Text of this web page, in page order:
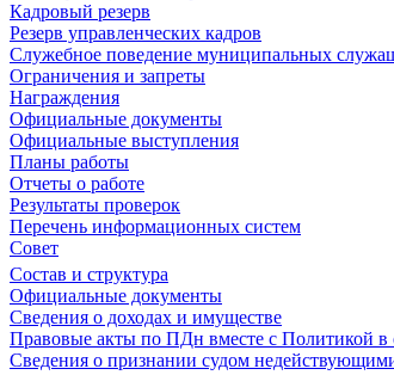
Кадровый резерв
Резерв управленческих кадров
Служебное поведение муниципальных
Ограничения и запреты
Награждения
Официальные документы
Официальные выступления
Планы работы
Отчеты о работе
Результаты проверок
Перечень информационных систем
Совет
Состав и структура
Официальные документы
Сведения о доходах и имуществе
Правовые акты по ПДн вместе с Политикой
Сведения о признании судом